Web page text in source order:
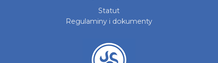
Statut
Regulaminy i dokumenty